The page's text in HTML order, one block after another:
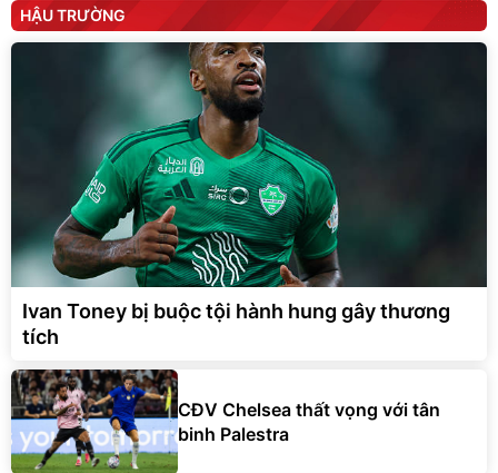
HẬU TRƯỜNG
Ivan Toney bị buộc tội hành hung gây thương
tích
CĐV Chelsea thất vọng với tân
binh Palestra